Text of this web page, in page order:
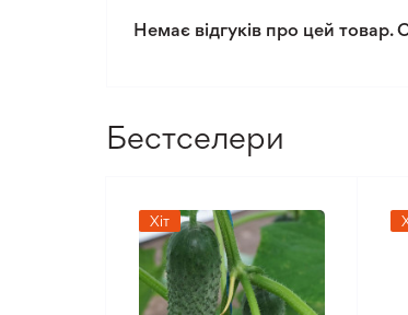
Немає відгуків про цей товар.
Бестселери
Хіт